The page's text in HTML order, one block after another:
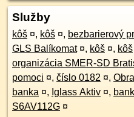
Služby
kôš ¤, kôš ¤, bezbarierový
GLS Balíkomat ¤, kôš ¤, kôš
organizácia SMER-SD
pomoci ¤, číslo 0182 ¤,
banka ¤, Iglass Aktiv ¤,
S6AV112G ¤